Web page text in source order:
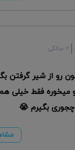
۲ سالگی
رو از شیر گرفتن
میخوره فقط خیلی
بگیرم 😭
مشاهده